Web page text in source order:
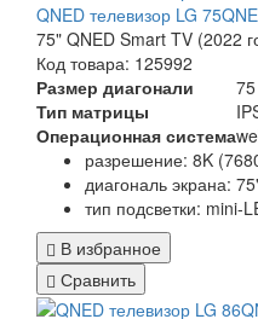
QNED телевизор LG
75" QNED Smart TV (2022
Код товара: 125992
Размер диагонали
Тип матрицы
Операционная система
разрешение: 8K
диагональ экрана:
тип подсветки: mini-
В избранное
Сравнить